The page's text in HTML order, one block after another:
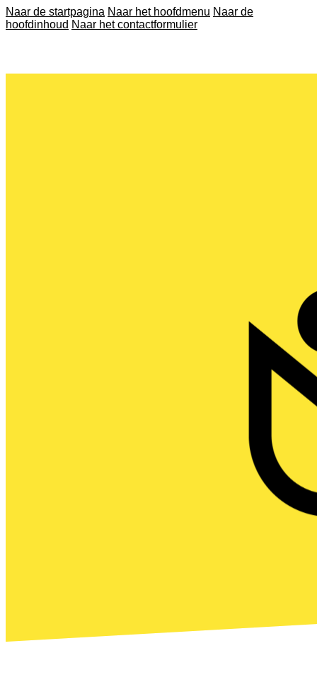
Naar de startpagina Naar het hoofdmenu Naar de
hoofdinhoud Naar het contactformulier